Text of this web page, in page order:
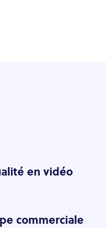
en vidéo
commerciale